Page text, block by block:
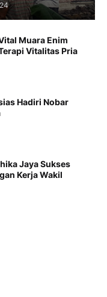
Muara Enim
Vitalitas Pria
Hadiri Nobar
Jaya Sukses
Kerja Wakil